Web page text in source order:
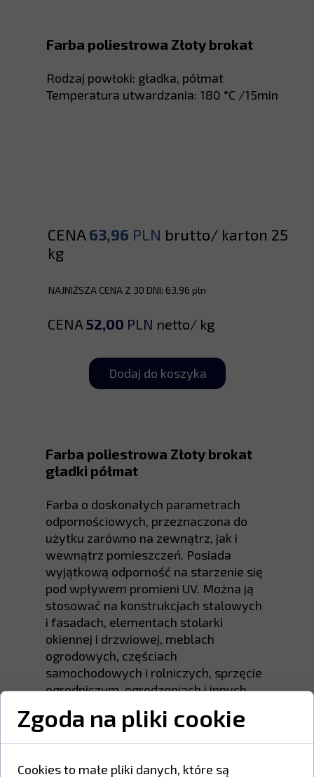
Dodaj do koszyka
Farba poliestrowa Złoty brokat
Rodzaj powłoki: gładka, półmat
Temperatura utwardzania: 180 °C /15min
CENA 63,96 PLN brutto/ karton 25
kg
CENA 52,00 PLN netto/ kg
NAJNIŻSZA CENA Z 30 DNI: 63,96 pln
Farba poliestrowa Złoty brokat
gładki półmat
Farba o doskonałych parametrach
odpornościowych, przeznaczona do
użytku zarówno na zewnątrz, jak i
wewnątrz pomieszczeń. Posiada
wyjątkową odporność na starzenie się
pod wpływem promieni UV. Można ją
stosować na konstrukcjach stalowych
i fasadach, elementach stolarki
okiennej i drzwiowej, meblach
ogrodowych, częściach
samochodowych i rolniczych, sprzęcie
ogrodniczym, ogrodzeniach i innych
Farby poliestrowe zawierają żywice
poliestrowe kwasu karboksylowego,
wysokiej jakości pigmenty odporne na
Zgoda na pliki cookie
Cookies to małe pliki danych, które są